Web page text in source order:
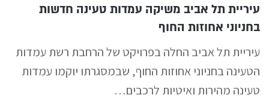
עיריית תל אביב משיקה עמדות טעינה חדשות
בחניוני אחוזות החוף
עיריית תל אביב החלה בפרויקט של הרחבת רשת עמדות
הטעינה בחניוני אחוזות החוף, שבמסגרתו יוקמו עמדות
טעינה מהירות ואיטיות לרכבים…